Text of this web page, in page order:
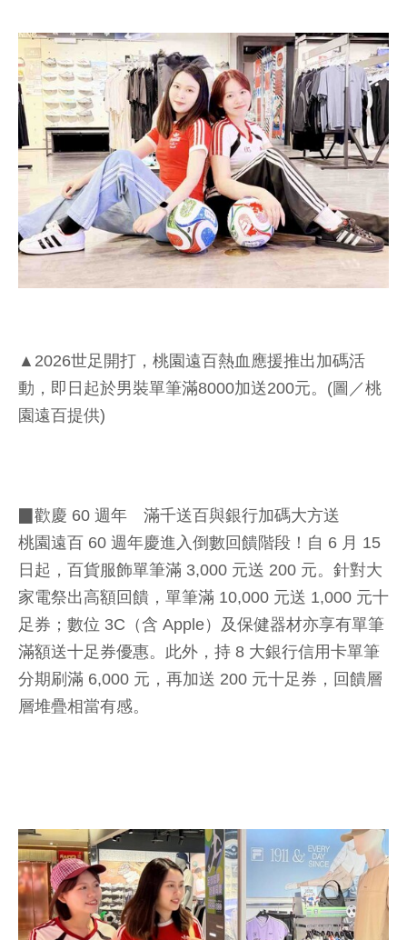
▲2026世足開打，桃園遠百熱血應援推出加碼活
動，即日起於男裝單筆滿8000加送200元。(圖／桃
園遠百提供)
▉歡慶 60 週年 滿千送百與銀行加碼大方送
桃園遠百 60 週年慶進入倒數回饋階段！自 6 月 15
日起，百貨服飾單筆滿 3,000 元送 200 元。針對大
家電祭出高額回饋，單筆滿 10,000 元送 1,000 元十
足券；數位 3C（含 Apple）及保健器材亦享有單筆
滿額送十足券優惠。此外，持 8 大銀行信用卡單筆
分期刷滿 6,000 元，再加送 200 元十足券，回饋層
層堆疊相當有感。